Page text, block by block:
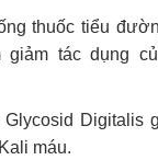
thuốc tiểu
giảm tác dụng
Digitalis
máu.